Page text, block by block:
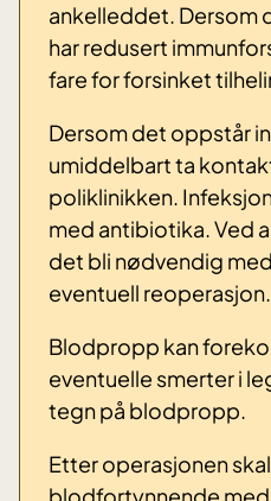
ankelleddet. Dersom
har redusert
fare for forsinket
Dersom det oppstår
umiddelbart ta
poliklinikken.
med antibiotika. Ved
det bli nødvendig
eventuell reoperasjon.
Blodpropp kan
eventuelle smerter i
tegn på blodpropp.
Etter operasjonen